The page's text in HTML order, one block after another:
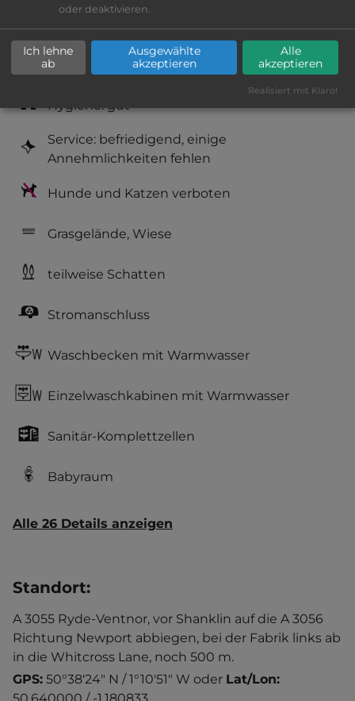
Geräuschkulisse: überwiegend ruhig
Hygiene: gut
Service: befriedigend, einige
Annehmlichkeiten fehlen
Hunde und Katzen verboten
Grasgelände, Wiese
teilweise Schatten
Stromanschluss
Waschbecken mit Warmwasser
Einzelwaschkabinen mit Warmwasser
Sanitär-Komplettzellen
Babyraum
Alle 26 Details anzeigen
Standort:
A 3055 Ryde-Ventnor, vor Shanklin auf die A 3056
Richtung Newport abbiegen, bei der Fabrik links ab
in die Whitcross Lane, noch 500 m.
GPS: 50°38'24" N / 1°10'51" W oder Lat/Lon:
oder deaktivieren.
Ich lehne
ab
Ausgewählte
akzeptieren
Alle
akzeptieren
Realisiert mit Klaro!